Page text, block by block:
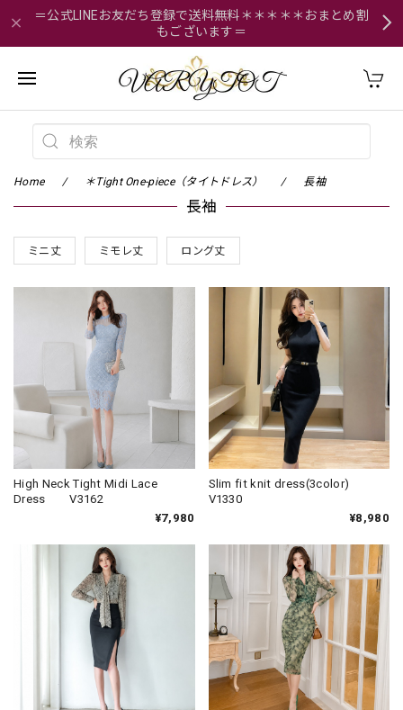
＝公式LINEお友だち登録で送料無料＊＊＊＊＊おまとめ割
もございます＝
Home ＊Tight One-piece（タイトドレス） 長袖
長袖
ミニ丈 ミモレ丈 ロング丈
High Neck Tight Midi Lace
Dress V3162
¥7,980
Slim fit knit dress(3color)
V1330
¥8,980